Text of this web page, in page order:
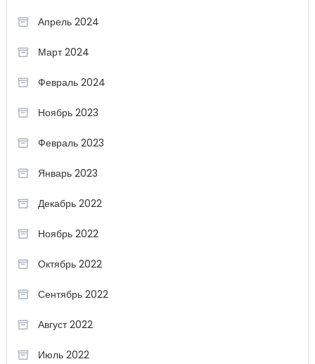
Апрель 2024
Март 2024
Февраль 2024
Ноябрь 2023
Февраль 2023
Январь 2023
Декабрь 2022
Ноябрь 2022
Октябрь 2022
Сентябрь 2022
Август 2022
Июль 2022